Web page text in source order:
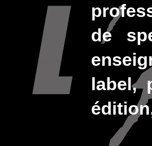
de
label,